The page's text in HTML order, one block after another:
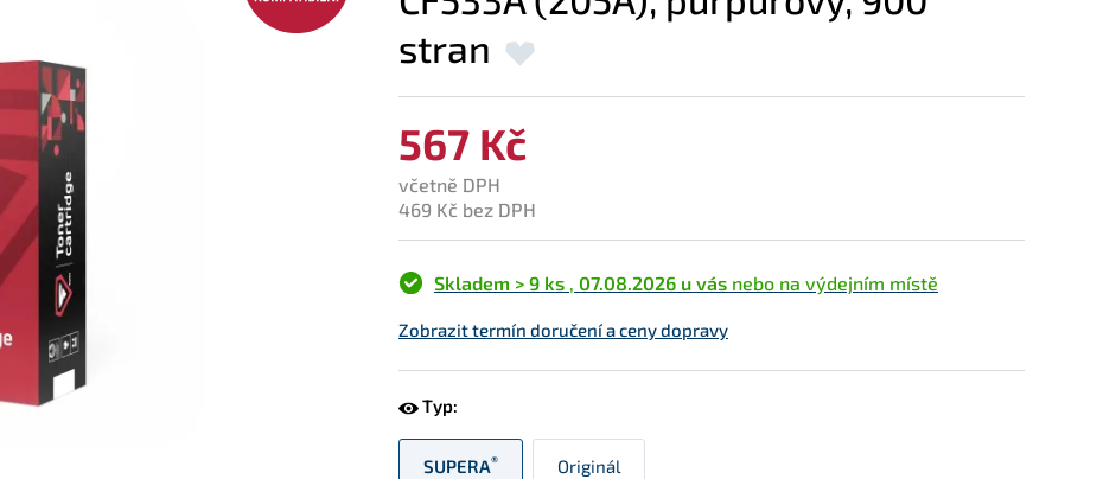
stran
567 Kč
včetně DPH
469 Kč bez DPH
Skladem > 9 ks 07.08.2026 u vás nebo na výdejním místě
Zobrazit termín doručení a ceny dopravy
Typ:
SUPERA® Originál